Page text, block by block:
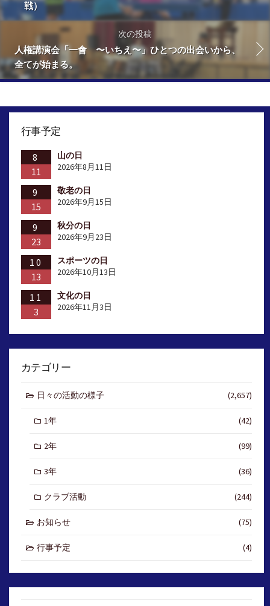
戦）
次の投稿
人権講演会「一會 〜いちえ〜」ひとつの出会いから、
全てが始まる。
行事予定
8
11
山の日
2026年8月11日
9
15
敬老の日
2026年9月15日
9
23
秋分の日
2026年9月23日
10
13
スポーツの日
2026年10月13日
11
3
文化の日
2026年11月3日
カテゴリー
日々の活動の様子 (2,657)
1年 (42)
2年 (99)
3年 (36)
クラブ活動 (244)
お知らせ (75)
行事予定 (4)